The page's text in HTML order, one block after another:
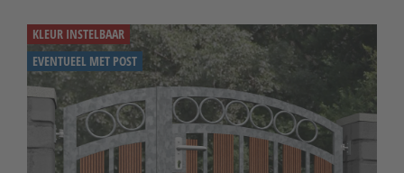
KLEUR INSTELBAAR
EVENTUEEL MET POST